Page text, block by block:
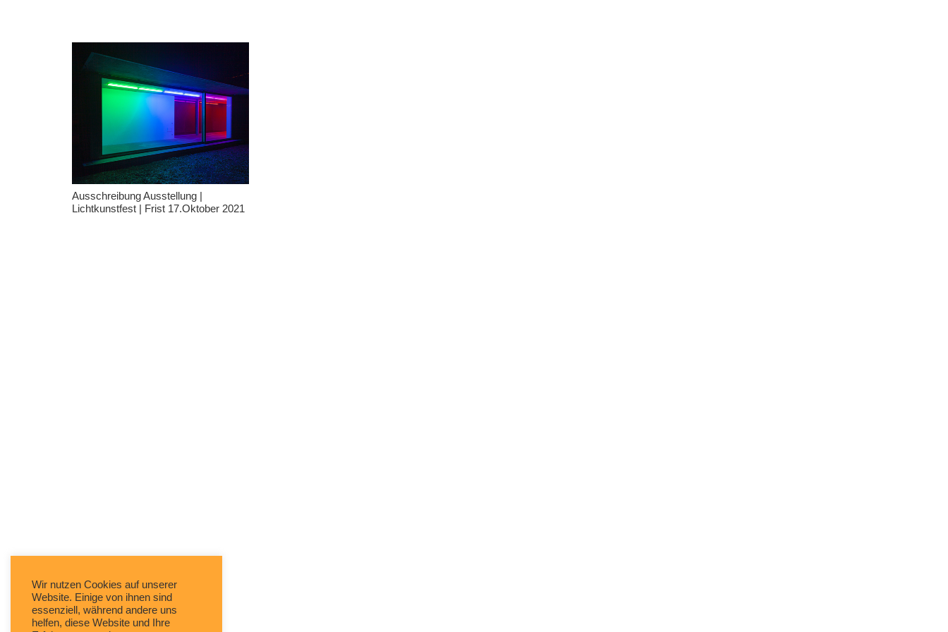
Ausschreibung Ausstellung |
Lichtkunstfest | Frist 17.Oktober 2021
Wir nutzen Cookies auf unserer
Website. Einige von ihnen sind
essenziell, während andere uns
helfen, diese Website und Ihre